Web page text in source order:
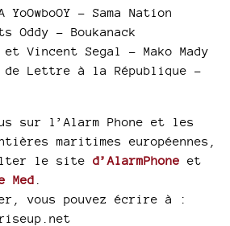
YoOwboOY - Sama Nation
Oddy – Boukanack
Vincent Segal - Mako Mady
Lettre à la République –
sur l’Alarm Phone et les
maritimes européennes,
le site d’AlarmPhone et
Med
vous pouvez écrire à :